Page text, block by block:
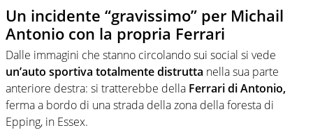
Un incidente “gravissimo” per Michail
Antonio con la propria Ferrari
Dalle immagini che stanno circolando sui social si vede
un’auto sportiva totalmente distrutta nella sua parte
anteriore destra: si tratterebbe della Ferrari di Antonio,
ferma a bordo di una strada della zona della foresta di
Epping, in Essex.